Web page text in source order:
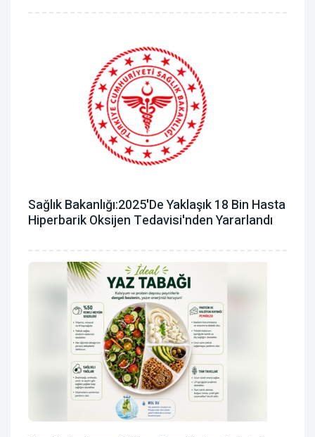
Sağlık Bakanlığı:2025'de Yaklaşık 18 Bin Hasta
Hiperbarik Oksijen Tedavisi'nden Yararlandı